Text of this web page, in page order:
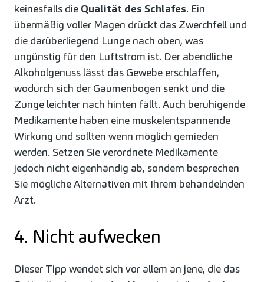
keinesfalls die Qualität des Schlafes. Ein
übermäßig voller Magen drückt das Zwerchfell und
die darüberliegend Lunge nach oben, was
ungünstig für den Luftstrom ist. Der abendliche
Alkoholgenuss lässt das Gewebe erschlaffen,
wodurch sich der Gaumenbogen senkt und die
Zunge leichter nach hinten fällt. Auch beruhigende
Medikamente haben eine muskelentspannende
Wirkung und sollten wenn möglich gemieden
werden. Setzen Sie verordnete Medikamente
jedoch nicht eigenhändig ab, sondern besprechen
Sie mögliche Alternativen mit Ihrem behandelnden
Arzt.
4. Nicht aufwecken
Dieser Tipp wendet sich vor allem an jene, die das